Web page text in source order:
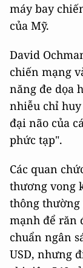
máy bay
của Mỹ.
David
chiến mạng
năng đe dọa
nhiễu chỉ
đại não của
phức tạp".
Các quan
thương vong
thông
mạnh để răn
chuẩn ngân
USD, nhưng